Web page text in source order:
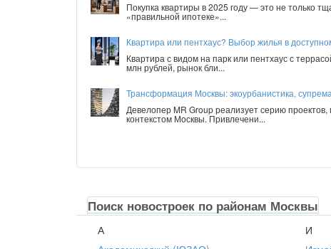
Покупка квартиры в 2025 году — это не только
«правильной ипотеке»...
Квартира или пентхаус? Выбор жилья в
Квартира с видом на парк или пентхаус с
млн рублей, рынок бли...
Трансформация Москвы: экоурбанистика,
Девелопер MR Group реализует серию
контекстом Москвы. Привлечени...
Поиск новостроек по районам Москвы
А
И